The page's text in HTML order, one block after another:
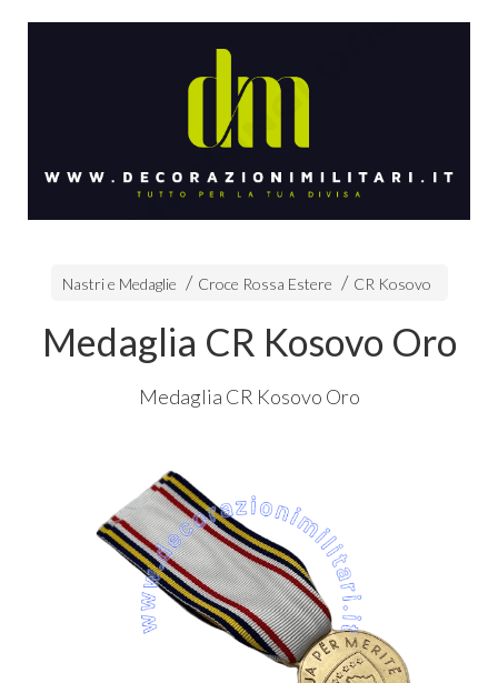
Nastri e Medaglie Croce Rossa Estere CR Kosovo
Medaglia CR Kosovo Oro
Medaglia CR Kosovo Oro